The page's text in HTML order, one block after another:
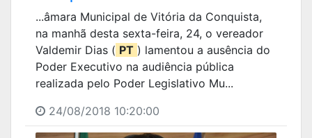
...âmara Municipal de Vitória da Conquista,
na manhã desta sexta-feira, 24, o vereador
Valdemir Dias ( PT ) lamentou a ausência do
Poder Executivo na audiência pública
realizada pelo Poder Legislativo Mu...
24/08/2018 10:20:00